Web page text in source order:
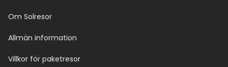
Om Solresor
Allmän information
Villkor för paketresor